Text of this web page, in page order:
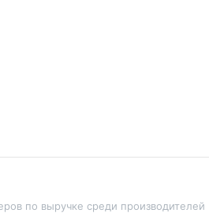
по выручке среди производителей